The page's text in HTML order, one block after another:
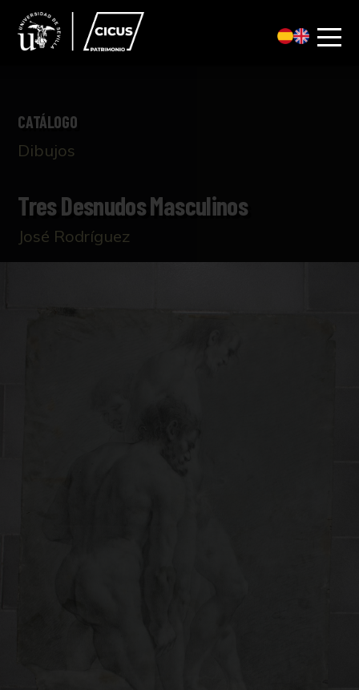
CATÁLOGO
Dibujos
Tres Desnudos Masculinos
José Rodríguez